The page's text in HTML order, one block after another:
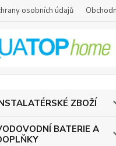
osobních údajů
ZBOŽÍ
BATERIE A